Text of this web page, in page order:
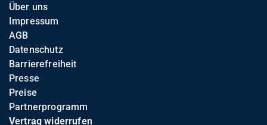
Über uns
Impressum
AGB
Datenschutz
Barrierefreiheit
Presse
Preise
Partnerprogramm
Vertrag widerrufen